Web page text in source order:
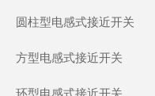
圆柱型电感式接近开关
方型电感式接近开关
环型电感式接近开关